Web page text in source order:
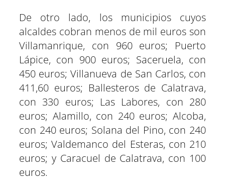
De otro lado, los municipios cuyos
alcaldes cobran menos de mil euros son
Villamanrique, con 960 euros; Puerto
Lápice, con 900 euros; Saceruela, con
450 euros; Villanueva de San Carlos, con
411,60 euros; Ballesteros de Calatrava,
con 330 euros; Las Labores, con 280
euros; Alamillo, con 240 euros; Alcoba,
con 240 euros; Solana del Pino, con 240
euros; Valdemanco del Esteras, con 210
euros; y Caracuel de Calatrava, con 100
euros.